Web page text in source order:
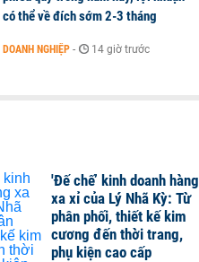
có thể về đích sớm 2-3 tháng
DOANH NGHIỆP - 14 giờ trước
'Đế chế’ kinh doanh hàng
xa xỉ của Lý Nhã Kỳ: Từ
phân phối, thiết kế kim
cương đến thời trang,
phụ kiện cao cấp